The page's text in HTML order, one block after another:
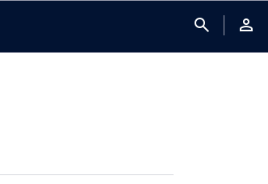
search person